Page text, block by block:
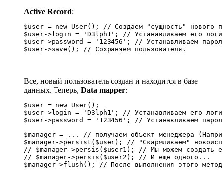
Active Record:
$user = new User(); // Создаем "сущность" нового
$user->login = 'D3lph1'; // Устанавливаем его
$user->password = '123456'; // Устанавливаем
$user->save(); // Сохраняем пользователя.
Все, новый пользователь создан и находится в базе
данных. Теперь, Data mapper:
$user = new User();
$user->login = 'D3lph1'; // Устанавливаем его
$user->password = '123456'; // Устанавливаем
$manager = ... // получаем объект менеджера
$manager->persist($user); // "Скармливаем"
// $manager->persis($user1); // Мы можем создать
// $manager->persis($user2); // И еще одного...
$manager->flush(); // После выполнения этого